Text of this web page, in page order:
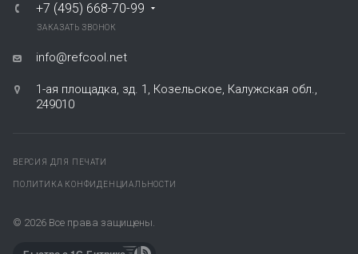
+7 (495) 668-70-99
ЗАКАЗАТЬ ЗВОНОК
info@refcool.net
1-ая площадка, зд. 1, Козельское, Калужская обл.,
249010
ВЕРСИЯ ДЛЯ ПЕЧАТИ
ПОЛИТИКА КОНФИДЕНЦИАЛЬНОСТИ
© 2026 Все права защищены.